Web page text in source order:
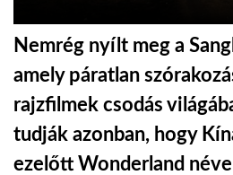
GLOBOTV BP
Nemrég nyílt meg a
amely páratlan
rajzfilmek csodás
tudják azonban, hogy
ezelőtt Wonderland